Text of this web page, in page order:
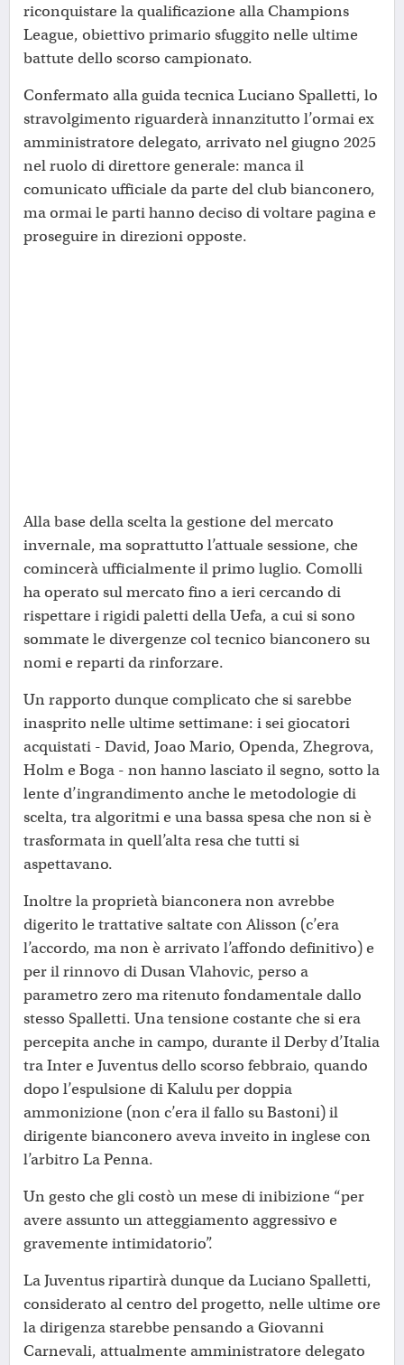
riconquistare la qualificazione alla Champions
League, obiettivo primario sfuggito nelle ultime
battute dello scorso campionato.
Confermato alla guida tecnica Luciano Spalletti, lo
stravolgimento riguarderà innanzitutto l’ormai ex
amministratore delegato, arrivato nel giugno 2025
nel ruolo di direttore generale: manca il
comunicato ufficiale da parte del club bianconero,
ma ormai le parti hanno deciso di voltare pagina e
proseguire in direzioni opposte.
Alla base della scelta la gestione del mercato
invernale, ma soprattutto l’attuale sessione, che
comincerà ufficialmente il primo luglio. Comolli
ha operato sul mercato fino a ieri cercando di
rispettare i rigidi paletti della Uefa, a cui si sono
sommate le divergenze col tecnico bianconero su
nomi e reparti da rinforzare.
Un rapporto dunque complicato che si sarebbe
inasprito nelle ultime settimane: i sei giocatori
acquistati - David, Joao Mario, Openda, Zhegrova,
Holm e Boga - non hanno lasciato il segno, sotto la
lente d’ingrandimento anche le metodologie di
scelta, tra algoritmi e una bassa spesa che non si è
trasformata in quell’alta resa che tutti si
aspettavano.
Inoltre la proprietà bianconera non avrebbe
digerito le trattative saltate con Alisson (c’era
l’accordo, ma non è arrivato l’affondo definitivo) e
per il rinnovo di Dusan Vlahovic, perso a
parametro zero ma ritenuto fondamentale dallo
stesso Spalletti. Una tensione costante che si era
percepita anche in campo, durante il Derby d’Italia
tra Inter e Juventus dello scorso febbraio, quando
dopo l’espulsione di Kalulu per doppia
ammonizione (non c’era il fallo su Bastoni) il
dirigente bianconero aveva inveito in inglese con
l’arbitro La Penna.
Un gesto che gli costò un mese di inibizione “per
avere assunto un atteggiamento aggressivo e
gravemente intimidatorio”.
La Juventus ripartirà dunque da Luciano Spalletti,
considerato al centro del progetto, nelle ultime ore
la dirigenza starebbe pensando a Giovanni
Carnevali, attualmente amministratore delegato